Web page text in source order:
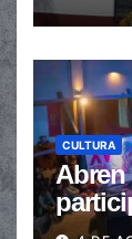
CULTURA
Abren
de